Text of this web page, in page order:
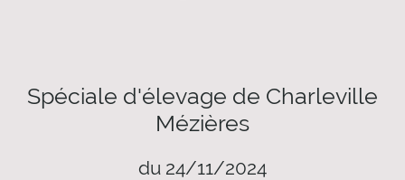
Spéciale d'élevage de Charleville
Mézières
du 24/11/2024